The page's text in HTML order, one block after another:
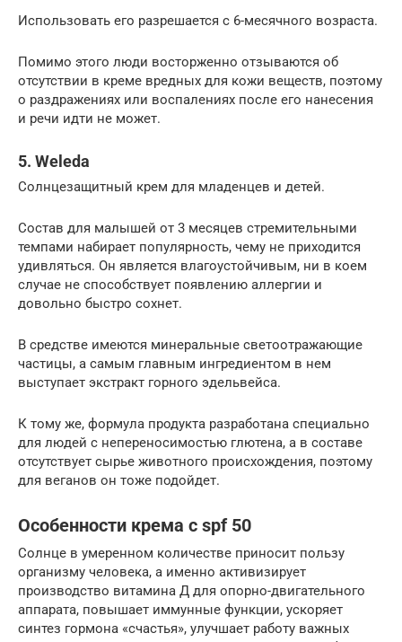
Использовать его разрешается с 6-месячного возраста.
Помимо этого люди восторженно отзываются об
отсутствии в креме вредных для кожи веществ, поэтому
о раздражениях или воспалениях после его нанесения
и речи идти не может.
5. Weleda
Солнцезащитный крем для младенцев и детей.
Состав для малышей от 3 месяцев стремительными
темпами набирает популярность, чему не приходится
удивляться. Он является влагоустойчивым, ни в коем
случае не способствует появлению аллергии и
довольно быстро сохнет.
В средстве имеются минеральные светоотражающие
частицы, а самым главным ингредиентом в нем
выступает экстракт горного эдельвейса.
К тому же, формула продукта разработана специально
для людей с непереносимостью глютена, а в составе
отсутствует сырье животного происхождения, поэтому
для веганов он тоже подойдет.
Особенности крема с spf 50
Солнце в умеренном количестве приносит пользу
организму человека, а именно активизирует
производство витамина Д для опорно-двигательного
аппарата, повышает иммунные функции, ускоряет
синтез гормона «счастья», улучшает работу важных